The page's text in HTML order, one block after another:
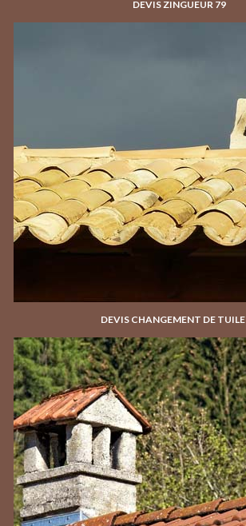
DEVIS ZINGUEUR 79
DEVIS CHANGEMENT DE